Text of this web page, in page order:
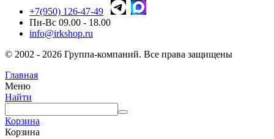
+7(950) 126-47-49
Пн-Вс 09.00 - 18.00
info@irkshop.ru
© 2002 - 2026 Группа-компаний. Все права защищены
Главная
Меню
Найти
Корзина
Корзина